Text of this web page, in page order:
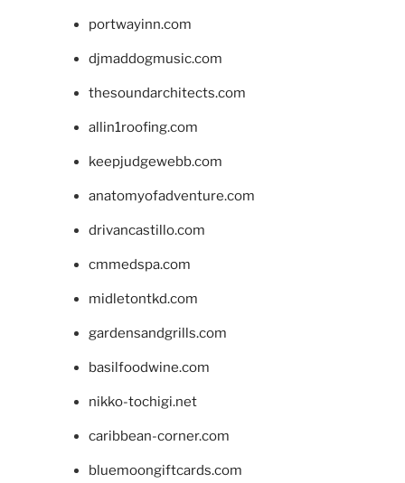
portwayinn.com
djmaddogmusic.com
thesoundarchitects.com
allin1roofing.com
keepjudgewebb.com
anatomyofadventure.com
drivancastillo.com
cmmedspa.com
midletontkd.com
gardensandgrills.com
basilfoodwine.com
nikko-tochigi.net
caribbean-corner.com
bluemoongiftcards.com